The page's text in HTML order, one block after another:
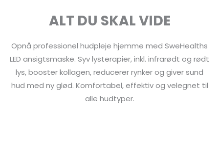
ALT DU SKAL VIDE
Opnå professionel hudpleje hjemme med SweHealths
LED ansigtsmaske. Syv lysterapier, inkl. infrarødt og rødt
lys, booster kollagen, reducerer rynker og giver sund
hud med ny glød. Komfortabel, effektiv og velegnet til
alle hudtyper.